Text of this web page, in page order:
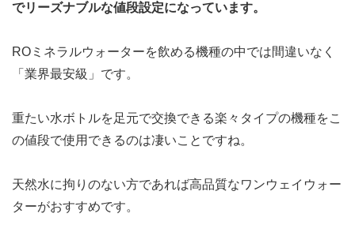
でリーズナブルな値段設定になっています。
ROミネラルウォーターを飲める機種の中では間違いなく
「業界最安級」 です。
重たい水ボトルを足元で交換できる楽々タイプの機種をこ
の値段で使用できるのは凄いことですね。
天然水に拘りのない方であれば高品質なワンウェイウォー
ターがおすすめです。